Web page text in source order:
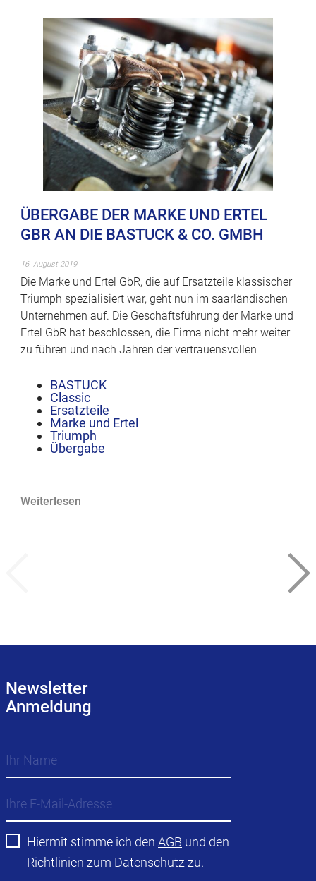
ÜBERGABE DER MARKE UND ERTEL
GBR AN DIE BASTUCK & CO. GMBH
16. August 2019
Die Marke und Ertel GbR, die auf Ersatzteile klassischer
Triumph spezialisiert war, geht nun im saarländischen
Unternehmen auf. Die Geschäftsführung der Marke und
Ertel GbR hat beschlossen, die Firma nicht mehr weiter
zu führen und nach Jahren der vertrauensvollen
BASTUCK
Classic
Ersatzteile
Marke und Ertel
Triumph
Übergabe
Weiterlesen
Newsletter
Anmeldung
Hiermit stimme ich den AGB und den
Richtlinien zum Datenschutz zu.